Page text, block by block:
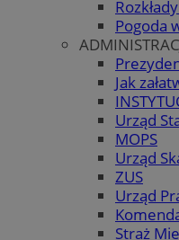
Pogoda
Jak
Urząd
MOPS
Urząd
ZUS
Urząd
Straż